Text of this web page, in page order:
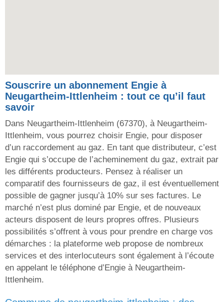
Souscrire un abonnement Engie à
Neugartheim-Ittlenheim : tout ce qu’il faut
savoir
Dans Neugartheim-Ittlenheim (67370), à Neugartheim-
Ittlenheim, vous pourrez choisir Engie, pour disposer
d’un raccordement au gaz. En tant que distributeur, c’est
Engie qui s’occupe de l’acheminement du gaz, extrait par
les différents producteurs. Pensez à réaliser un
comparatif des fournisseurs de gaz, il est éventuellement
possible de gagner jusqu’à 10% sur ses factures. Le
marché n’est plus dominé par Engie, et de nouveaux
acteurs disposent de leurs propres offres. Plusieurs
possibilités s’offrent à vous pour prendre en charge vos
démarches : la plateforme web propose de nombreux
services et des interlocuteurs sont également à l’écoute
en appelant le téléphone d’Engie à Neugartheim-
Ittlenheim.